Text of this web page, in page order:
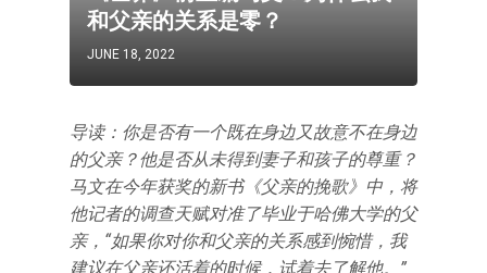
和父亲的关系是零？
JUNE 18, 2022
导读：你是否有一个既在身边又故意不在身边
的父亲？他是否从未得到妻子和孩子的尊重？
马文在今年获奖的新书《父亲的挽歌》中，将
他记者的调查天赋对准了毕业于哈佛大学的父
亲，“如果你对你和父亲的关系感到惋惜，我
建议在父亲还活着的时候，试着去了解他。”